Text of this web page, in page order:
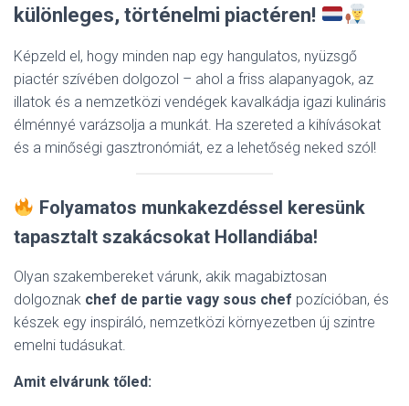
különleges, történelmi piactéren!
Képzeld el, hogy minden nap egy hangulatos, nyüzsgő
piactér szívében dolgozol – ahol a friss alapanyagok, az
illatok és a nemzetközi vendégek kavalkádja igazi kulináris
élménnyé varázsolja a munkát. Ha szereted a kihívásokat
és a minőségi gasztronómiát, ez a lehetőség neked szól!
Folyamatos munkakezdéssel keresünk
tapasztalt szakácsokat Hollandiába!
Olyan szakembereket várunk, akik magabiztosan
dolgoznak chef de partie vagy sous chef pozícióban, és
készek egy inspiráló, nemzetközi környezetben új szintre
emelni tudásukat.
Amit elvárunk tőled: